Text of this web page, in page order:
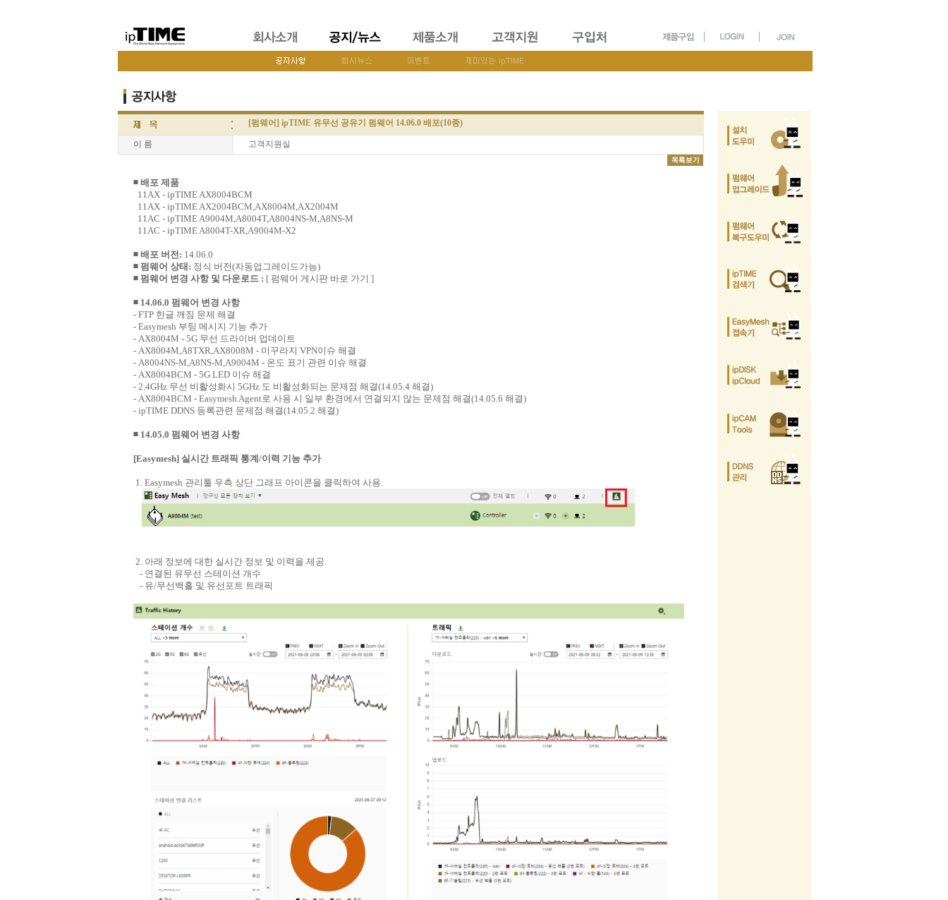
[펌웨어] ipTIME 유무선 공유기 펌웨어 14.06.0 배포(10종)
이 름 고객지원실
◾ 배포 제품
11AX - ipTIME AX8004BCM
11AX - ipTIME AX2004BCM,AX8004M,AX2004M
11AC - ipTIME A9004M,A8004T,A8004NS-M,A8NS-M
11AC - ipTIME A8004T-XR,A9004M-X2
◾ 배포 버전: 14.06.0
◾ 펌웨어 상태: 정식 버전(자동업그레이드가능)
◾ 펌웨어 변경 사항 및 다운로드 : [ 펌웨어 게시판 바로 가기 ]
◾ 14.06.0 펌웨어 변경 사항
- FTP 한글 깨짐 문제 해결
- Easymesh 부팅 메시지 기능 추가
- AX8004M - 5G 무선 드라이버 업데이트
- AX8004M,A8TXR,AX8008M - 미꾸라지 VPN이슈 해결
- A8004NS-M,A8NS-M,A9004M - 온도 표기 관련 이슈 해결
- AX8004BCM - 5G LED 이슈 해결
- 2.4GHz 무선 비활성화시 5GHz 도 비활성화되는 문제점 해결(14.05.4 해결)
- AX8004BCM - Easymesh Agent로 사용 시 일부 환경에서 연결되지 않는 문제점 해결(14.05.6 해결)
- ipTIME DDNS 등록관련 문제점 해결(14.05.2 해결)
◾ 14.05.0 펌웨어 변경 사항
[Easymesh] 실시간 트래픽 통계/이력 기능 추가
1. Easymesh 관리툴 우측 상단 그래프 아이콘을 클릭하여 사용.
2. 아래 정보에 대한 실시간 정보 및 이력을 제공.
- 연결된 유무선 스테이션 개수
- 유/무선백홀 및 유선포트 트래픽